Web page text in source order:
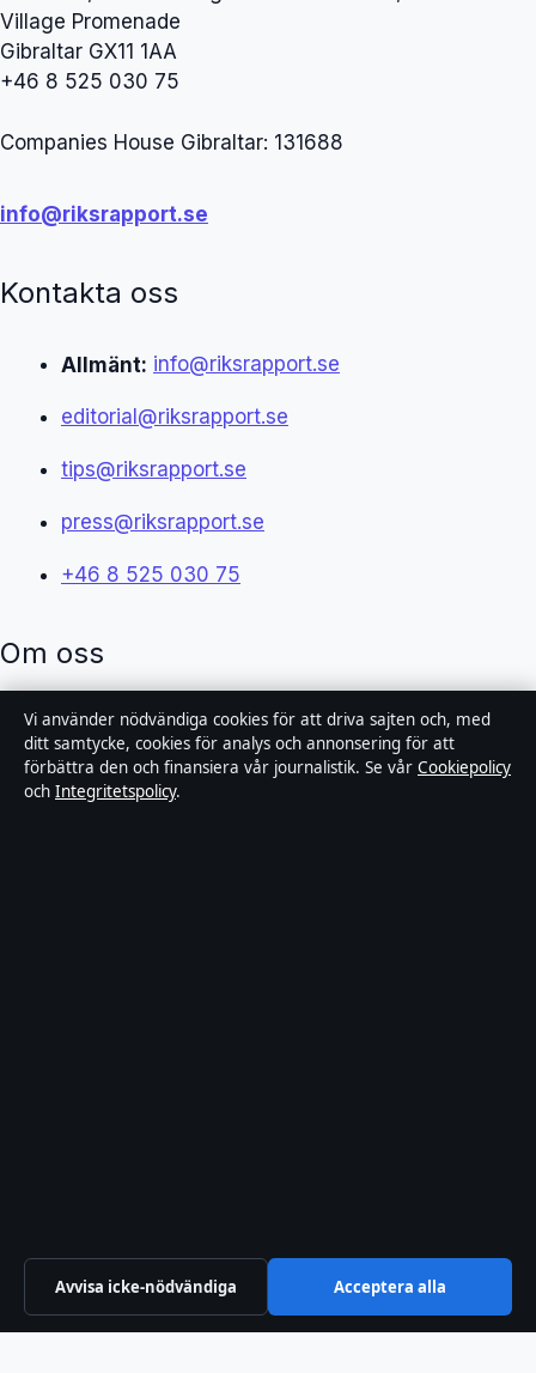
Village Promenade
Gibraltar GX11 1AA
+46 8 525 030 75
Companies House Gibraltar: 131688
info@riksrapport.se
Kontakta oss
Allmänt: info@riksrapport.se
editorial@riksrapport.se
tips@riksrapport.se
press@riksrapport.se
+46 8 525 030 75
Om oss
Om oss
Redaktionen
Rättelsepolicy
Vi använder nödvändiga cookies för att driva sajten och, med
ditt samtycke, cookies för analys och annonsering för att
förbättra den och finansiera vår journalistik. Se vår Cookiepolicy
och Integritetspolicy.
Avvisa icke-nödvändiga Acceptera alla